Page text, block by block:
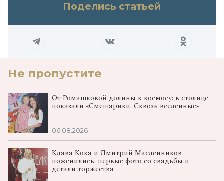
Поделись статьей
Не пропустите
От Ромашковой долины к космосу: в столице
показали «Смешарики. Сквозь вселенные»
06.08.2026
Клава Кока и Дмитрий Масленников
поженились: первые фото со свадьбы и
детали торжества